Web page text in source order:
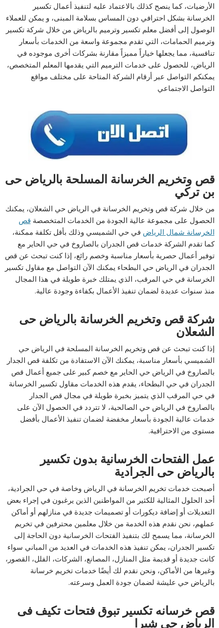
الأرضيات، كما ينصح كذلك بالاعتماد عليه لتنفيذ أعمال تكسير
الخرسانة بشكل احترافي دون المساس بسلامة المبنى، و يمكن للعملاء
الوصول إلى أفضل معلم تكسير وترميم بالرياض من خلال شركة تكسير
وترميم الحمامات، التي تقدم مجموعة واسعة من الخدمات بأسعار
تنافسية، مما يجعلها خياراً مميزاً مقارنة بشركات أخرى موجوده في
الرياض، للحصول على خدمات الترميم التي يقدمها المعلم المتخصص،
يمكنكم التواصل عبر أرقام الشركة المتاحة على مختلف مواقع
التواصل الاجتماعي
قص وتخريم الخرسانة المسلحة بالرياض حى
بن تركي
من خلال شركة قص وتخريم الخرسانة في الرياض حي الشعلان، يمكنك
الحصول على مجموعة عالية الجودة من الخدمات المتخصصة قص
الخرسانة شمال الرياض في حي الشميسي وذلك بأقل تكلفة ممكنة،
كما تقدم الشركة خدمات قص الجدران بالصاروخ في حي الحاير مع
توفير أعمال حصرية بأسعار مناسبة وخصم رائع، إذا كنت تبحث عن قص
الجدران في الرياض حي البطحاء يمكنك الآن التواصل مع مقاول تكسير
الخرسانة في حي المرقب، الذي يمتلك خبرة طويلة في هذا المجال
منذ سنوات عديدة لضمان تنفيذ الأعمال بكفاءة وجودة عالية.
شركة قص وتخريم الخرسانة بالرياض حى
الشعلان
إذا كنت تبحث عن قص وتخريم الخرسانة المسلحة في الرياض حي
الشميسي بأسعار مناسبة، يمكنك الآن الاستفادة من تكلفة قص الجدار
بالصاروخ في الرياض حي الحاير مع خصم كبير على جميع أعمال قص
الجدران في حي البطحاء، يقدم هذه الخدمات مقاول تكسير الخرسانة
في حي المرقب الذي يتميز بخبرة طويلة في مجال قص الجدار
بالصاروخ في الرياض حي الصالحية، لا تتردد في الحصول الآن على
خدمات عالية الجودة بأسعار مخفضة لضمان تنفيذ الأعمال بأفضل
مستوى من الاحترافية.
عمل الفتحات الخرسانية بدون تكسير
بالرياض حى الجرادية
أصبحت خدمات تخريم الخرسانة في الرياض وخاصة في حي الجرادية،
أحد الحلول المثالية للكثير من المواطنين الذين يرغبون في إجراء بعض
التعديلات أو إضافة ديكورات أو تصميمات جديدة في منازلهم أو أماكن
عملهم، نحن نقدم هذه الخدمة من خلال معلمين محترفين في تخريم
الخرسانة، مما يسمح لك بتنفيذ الفتحات الخرسانية دون الحاجة إلى
تكسير الجدران، يمكن تنفيذ هذه الخدمات في العديد من المباني سواء
كانت جديدة أو قديمة مثل المنازل، المصانع، الشركات، الفلل، القصور،
وغيرها من الأماكن، ونحن نقدم لك أيضًا خدمات تخريم خرسانة
بالرياض حي عليشة لضمان جودة العمل وسرعته.
قص خرسانه تكسير تبوق فتحات تكيف فى
الرياض حى شبرا